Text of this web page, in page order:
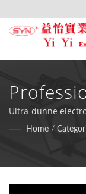
Paneel
Ultra-dunne
Home /